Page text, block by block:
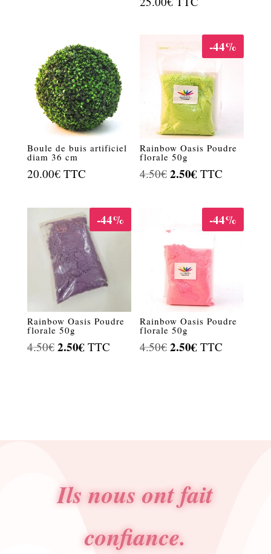
Boule de buis artificiel
diam 36 cm
20.00€ TTC
-44%
Rainbow Oasis Poudre
florale 50g
4.50€ Le
4.50€.
2.50€ Le
actuel
est :
2.50€.
TTC
-44%
Rainbow Oasis Poudre
florale 50g
4.50€ Le
2.50€Le
TTC
-44%
Rainbow Oasis Poudre
florale 50g
4.50€ Le
2.50€ Le
TTC
Ils nous ont fait
confiance.